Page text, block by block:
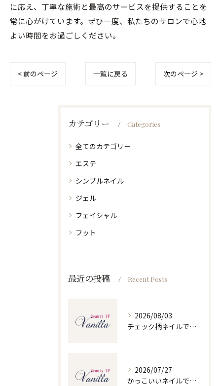
に応え、丁寧な施術と最高のサービスを提供することを
常に心がけています。ぜひ一度、私たちのサロンで心地
よい時間をお過ごしください。
< 前のページ 一覧に戻る 次のページ >
カテゴリー Categories
全てのカテゴリー
エステ
シンプルネイル
ジェル
フェイシャル
フット
最近の投稿 Recent Posts
2026/08/03
チェック柄ネイルで人気ネイルを大人可愛くセルフで仕上げるコツと季節別デザイン集
2026/07/27
かっこいいネイルで人気ネイルを三重県四日市市和無田町で楽しむポイント